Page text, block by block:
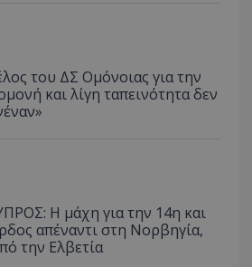
του ΔΣ Ομόνοιας για την
και λίγη ταπεινότητα δεν
Η μάχη για την 14η και
απέναντι στη Νορβηγία,
την Ελβετία